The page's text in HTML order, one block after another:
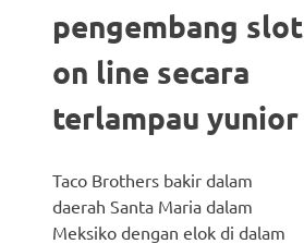
pengembang slot
on line secara
terlampau yunior
Taco Brothers bakir dalam
daerah Santa Maria dalam
Meksiko dengan elok di dalam